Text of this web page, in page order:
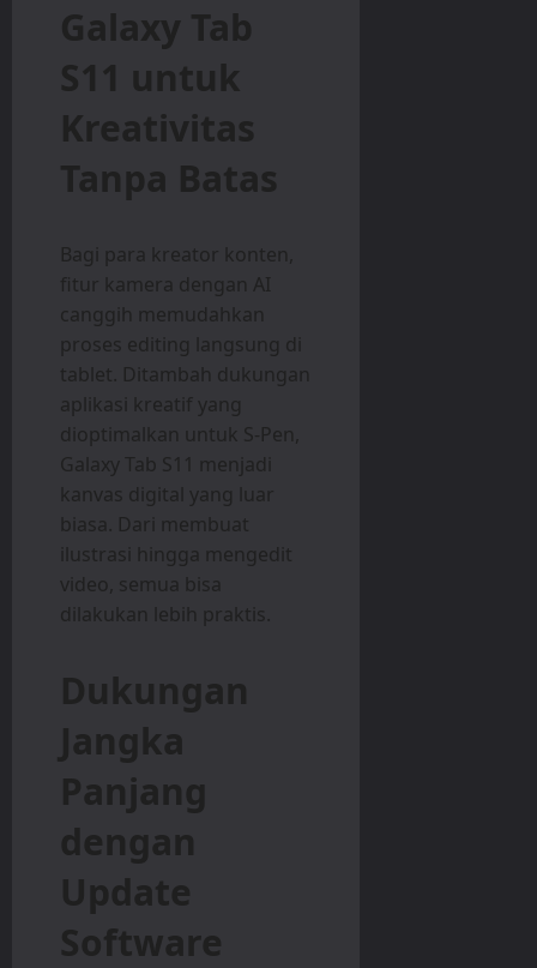
Galaxy Tab
S11 untuk
Kreativitas
Tanpa Batas
Bagi para kreator konten,
fitur kamera dengan AI
canggih memudahkan
proses editing langsung di
tablet. Ditambah dukungan
aplikasi kreatif yang
dioptimalkan untuk S-Pen,
Galaxy Tab S11 menjadi
kanvas digital yang luar
biasa. Dari membuat
ilustrasi hingga mengedit
video, semua bisa
dilakukan lebih praktis.
Dukungan
Jangka
Panjang
dengan
Update
Software